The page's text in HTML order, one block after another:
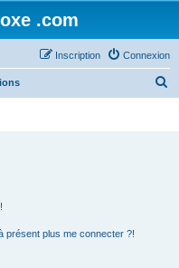
.com
Connexion
Inscription
présent plus me connecter ?!